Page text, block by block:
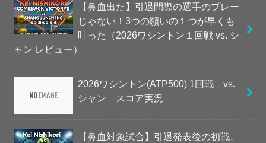
【鼻血出た】引退間際の選手のプレー
じゃない！3つの願いの１つが早くも
叶った（2026ワシントン１回戦 vs. シ
ャン レビュー）
2026ワシントン(ATP500) 1回戦 vs.
シャン スコア実況
【鼻血対象試合】引退発表後の初戦、